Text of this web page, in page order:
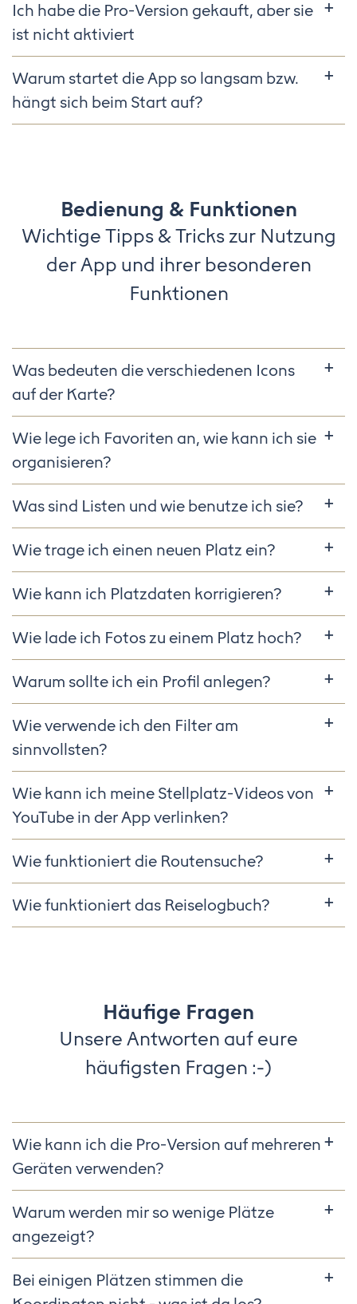
Ich habe die Pro-Version gekauft, aber sie
ist nicht aktiviert
Warum startet die App so langsam bzw.
hängt sich beim Start auf?
Bedienung & Funktionen
Wichtige Tipps & Tricks zur Nutzung
der App und ihrer besonderen
Funktionen
Was bedeuten die verschiedenen Icons
auf der Karte?
Wie lege ich Favoriten an, wie kann ich sie
organisieren?
Was sind Listen und wie benutze ich sie?
Wie trage ich einen neuen Platz ein?
Wie kann ich Platzdaten korrigieren?
Wie lade ich Fotos zu einem Platz hoch?
Warum sollte ich ein Profil anlegen?
Wie verwende ich den Filter am
sinnvollsten?
Wie kann ich meine Stellplatz-Videos von
YouTube in der App verlinken?
Wie funktioniert die Routensuche?
Wie funktioniert das Reiselogbuch?
Häufige Fragen
Unsere Antworten auf eure
häufigsten Fragen :-)
Wie kann ich die Pro-Version auf mehreren
Geräten verwenden?
Warum werden mir so wenige Plätze
angezeigt?
Bei einigen Plätzen stimmen die